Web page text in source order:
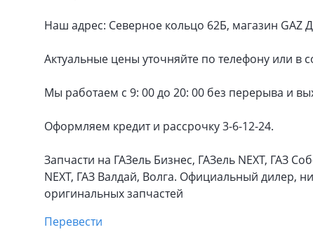
Наш адрес: Северное кольцо 62Б, магазин GAZ
Актуальные цены уточняйте по телефону или в
Мы работаем с 9: 00 до 20: 00 без перерыва и
Оформляем кредит и рассрочку 3-6-12-24.
Запчасти на ГАЗель Бизнес, ГАЗель NEXT, ГАЗ
NEXT, ГАЗ Валдай, Волга. Официальный дилер,
оригинальных запчастей
Перевести